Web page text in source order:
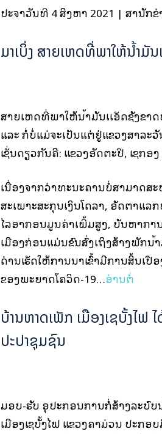
ປະຈຳວັນທີ 4 ສິງຫາ 2021 | ສຳນັກຂ່
ມາເບິ່ງ ສາຍເຫດທີ່ພາໃຫ້ນໍ້າມັນ
ສາຍເຫດທີ່ພາໃຫ້ນໍ້າມັນເເອັດຊັງຂາ
ແລະ ກໍ່ບໍ່ແມ່ຈະເປັນແຕ່ຢູ່ແຂວງສາລະ
ເຊັ່ນດຽວກັນຄື: ແຂວງອັດຕະປື, ເຊກອ
ເນື່ອງຈາກວ່າທະນະຄານບໍ່ສາມາດສ
ສະເພາະສະກຸນເງິນໂດລາ, ອັດຕາແ
ໄລອາກອນມູນຄ່າເພີ້ມສູງ, ບັນຫາກາ
ເມືອງກ່ອນແມ່ນຂົນສົ່ງເຖິງສ້າງພັກນໍ້
ດ່ານເຮັດໃຫ້ການນຳເຂົ້າມີການສິ້ນເ
ຂອງພະຍາດໂຄວິດ-19…ອ່ານຕໍ່
ບ້ານຫາດເພັກ ເມືອງເຊບັ້ງໄຟ
ປະປາຊຸມຊົນ
ມອບ-ຮັບ ອຸປະກອນການກໍ່ສ້າງລະບົ
ເມືອງເຊບັ້ງໄຟ ແຂວງຄຳມ່ວນ ປະກອ